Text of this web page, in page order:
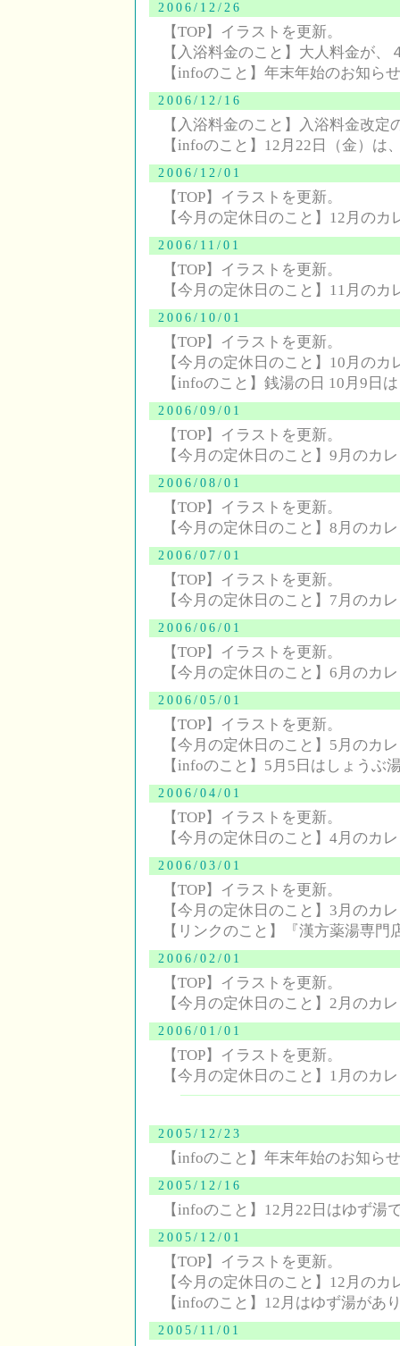
2006/12/26
【TOP】イラストを更新。
【入浴料金のこと】大人料金が
【infoのこと】年末年始のお知ら
2006/12/16
【入浴料金のこと】入浴料金改定
【infoのこと】12月22日（金）は
2006/12/01
【TOP】イラストを更新。
【今月の定休日のこと】12月のカ
2006/11/01
【TOP】イラストを更新。
【今月の定休日のこと】11月のカ
2006/10/01
【TOP】イラストを更新。
【今月の定休日のこと】10月のカ
【infoのこと】銭湯の日 10月9日
2006/09/01
【TOP】イラストを更新。
【今月の定休日のこと】9月のカ
2006/08/01
【TOP】イラストを更新。
【今月の定休日のこと】8月のカ
2006/07/01
【TOP】イラストを更新。
【今月の定休日のこと】7月のカ
2006/06/01
【TOP】イラストを更新。
【今月の定休日のこと】6月のカ
2006/05/01
【TOP】イラストを更新。
【今月の定休日のこと】5月のカ
【infoのこと】5月5日はしょうぶ
2006/04/01
【TOP】イラストを更新。
【今月の定休日のこと】4月のカ
2006/03/01
【TOP】イラストを更新。
【今月の定休日のこと】3月のカ
【リンクのこと】『漢方薬湯専
2006/02/01
【TOP】イラストを更新。
【今月の定休日のこと】2月のカ
2006/01/01
【TOP】イラストを更新。
【今月の定休日のこと】1月のカ
2005/12/23
【infoのこと】年末年始のお知ら
2005/12/16
【infoのこと】12月22日はゆず湯
2005/12/01
【TOP】イラストを更新。
【今月の定休日のこと】12月のカ
【infoのこと】12月はゆず湯があ
2005/11/01